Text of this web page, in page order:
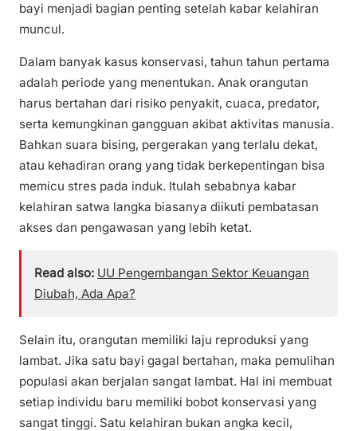
bayi menjadi bagian penting setelah kabar kelahiran
muncul.
Dalam banyak kasus konservasi, tahun tahun pertama
adalah periode yang menentukan. Anak orangutan
harus bertahan dari risiko penyakit, cuaca, predator,
serta kemungkinan gangguan akibat aktivitas manusia.
Bahkan suara bising, pergerakan yang terlalu dekat,
atau kehadiran orang yang tidak berkepentingan bisa
memicu stres pada induk. Itulah sebabnya kabar
kelahiran satwa langka biasanya diikuti pembatasan
akses dan pengawasan yang lebih ketat.
Read also: UU Pengembangan Sektor Keuangan
Diubah, Ada Apa?
Selain itu, orangutan memiliki laju reproduksi yang
lambat. Jika satu bayi gagal bertahan, maka pemulihan
populasi akan berjalan sangat lambat. Hal ini membuat
setiap individu baru memiliki bobot konservasi yang
sangat tinggi. Satu kelahiran bukan angka kecil,